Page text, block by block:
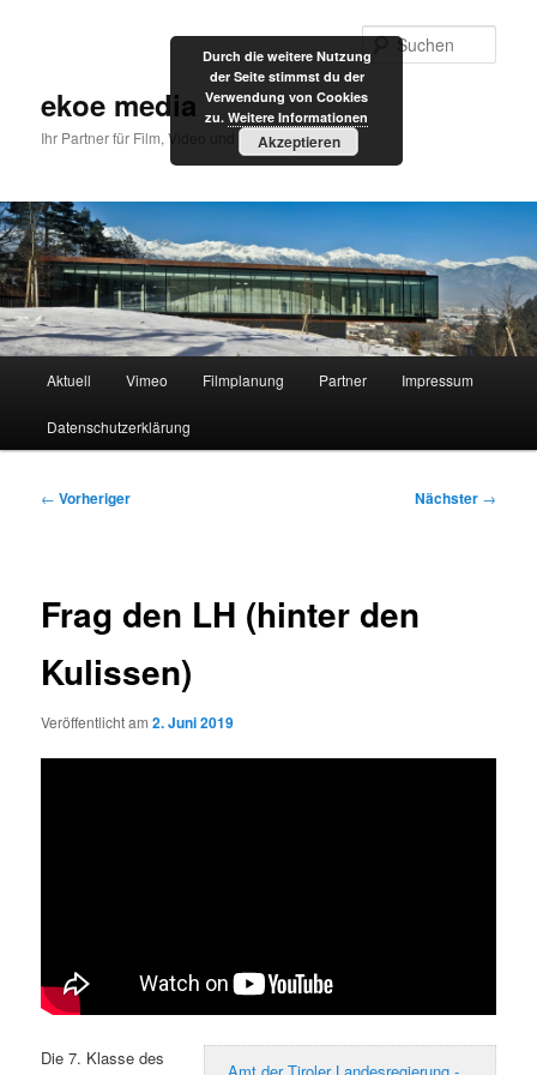
ekoe media
Ihr Partner für Film, Video und Internet
Aktuell Vimeo Filmplanung Partner Impressum
Datenschutzerklärung
Beitragsnavigation
← Vorheriger Nächster →
Frag den LH (hinter den
Kulissen)
Veröffentlicht am2. Juni 2019
Amt der Tiroler Landesregierung -
Die 7. Klasse des
Durch die weitere Nutzung
der Seite stimmst du der
Verwendung von Cookies
zu. Weitere Informationen
Akzeptieren